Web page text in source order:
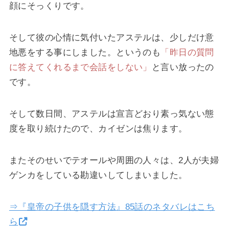
顔にそっくりです。
そして彼の心情に気付いたアステルは、少しだけ意
地悪をする事にしました。というのも 「昨日の質問
に答えてくれるまで会話をしない」
と言い放ったの
です。
そして数日間、アステルは宣言どおり素っ気ない態
度を取り続けたので、カイゼンは焦ります。
またそのせいでテオールや周囲の人々は、2人が夫婦
ゲンカをしている勘違いしてしまいました。
⇒『皇帝の子供を隠す方法』85話のネタバレはこち
ら